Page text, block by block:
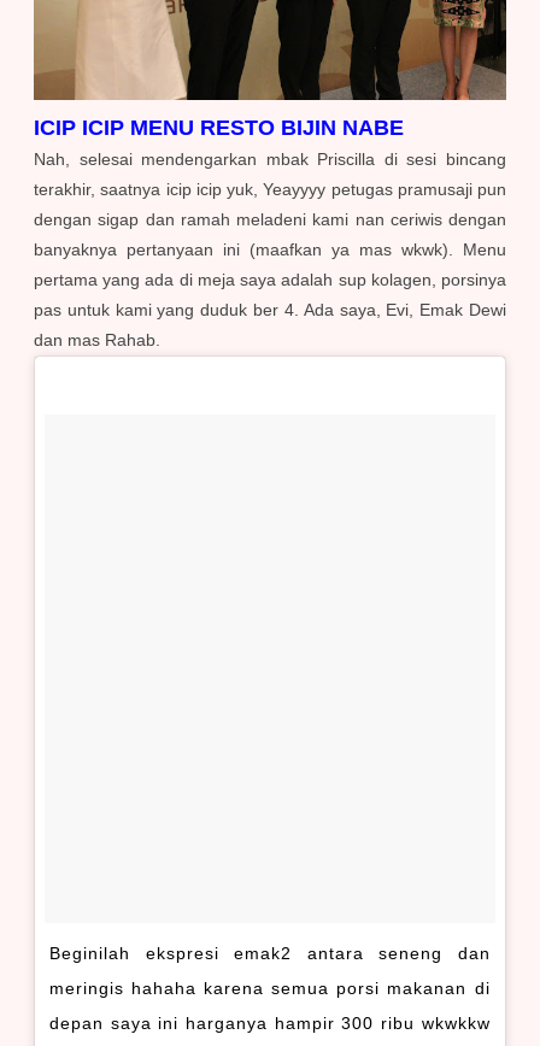
ICIP ICIP MENU RESTO BIJIN NABE
Nah, selesai mendengarkan mbak Priscilla di sesi bincang
terakhir, saatnya icip icip yuk, Yeayyyy petugas pramusaji pun
dengan sigap dan ramah meladeni kami nan ceriwis dengan
banyaknya pertanyaan ini (maafkan ya mas wkwk). Menu
pertama yang ada di meja saya adalah sup kolagen, porsinya
pas untuk kami yang duduk ber 4. Ada saya, Evi, Emak Dewi
dan mas Rahab.
Beginilah ekspresi emak2 antara seneng dan
meringis hahaha karena semua porsi makanan di
depan saya ini harganya hampir 300 ribu wkwkkw